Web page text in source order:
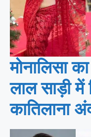
मोनालिसा
लाल साड़ी में
कातिलाना